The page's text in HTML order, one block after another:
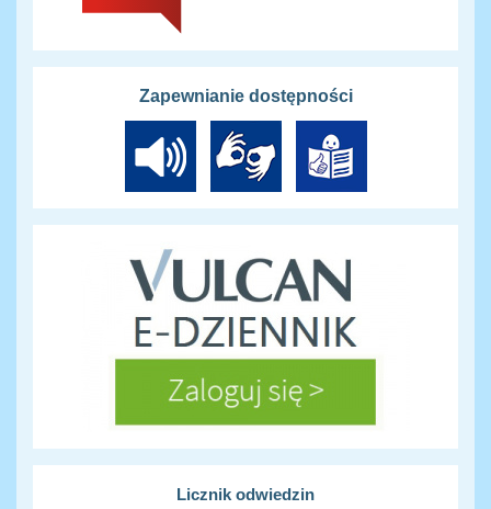
Zapewnianie dostępności
Licznik odwiedzin